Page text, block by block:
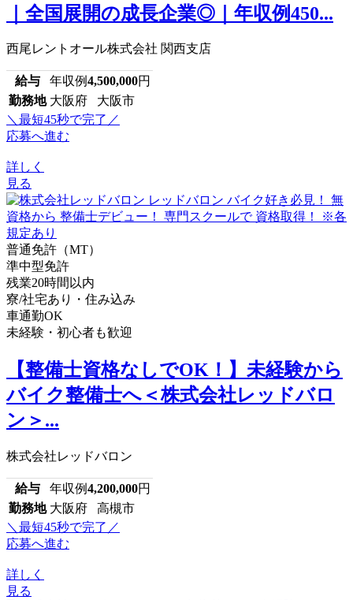
｜全国展開の成長企業◎｜年収例450...
西尾レントオール株式会社 関西支店
給与 年収例4,500,000円
勤務地 大阪府 大阪市
＼最短45秒で完了／
応募へ進む
詳しく
見る
普通免許（MT）
準中型免許
残業20時間以内
寮/社宅あり・住み込み
車通勤OK
未経験・初心者も歓迎
【整備士資格なしでOK！】未経験から
バイク整備士へ＜株式会社レッドバロ
ン＞...
株式会社レッドバロン
給与 年収例4,200,000円
勤務地 大阪府 高槻市
＼最短45秒で完了／
応募へ進む
詳しく
見る